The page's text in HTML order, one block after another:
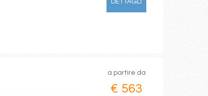
DETTAGLI
a partire da
€ 563